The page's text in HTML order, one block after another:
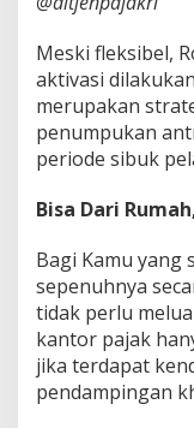
Meski fleksibel,
aktivasi
merupakan
penumpukan
periode sibuk
Bisa Dari
Bagi Kamu yang
sepenuhnya
tidak perlu
kantor pajak
jika terdapat
pendampingan